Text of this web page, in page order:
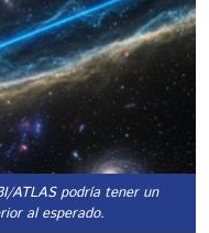
ATLAS podría tener un
al esperado.